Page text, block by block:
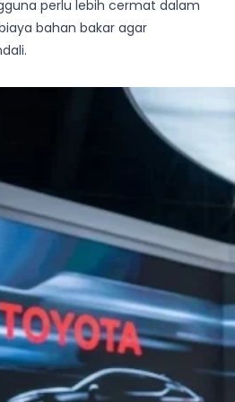
perlu lebih cermat dalam
bahan bakar agar